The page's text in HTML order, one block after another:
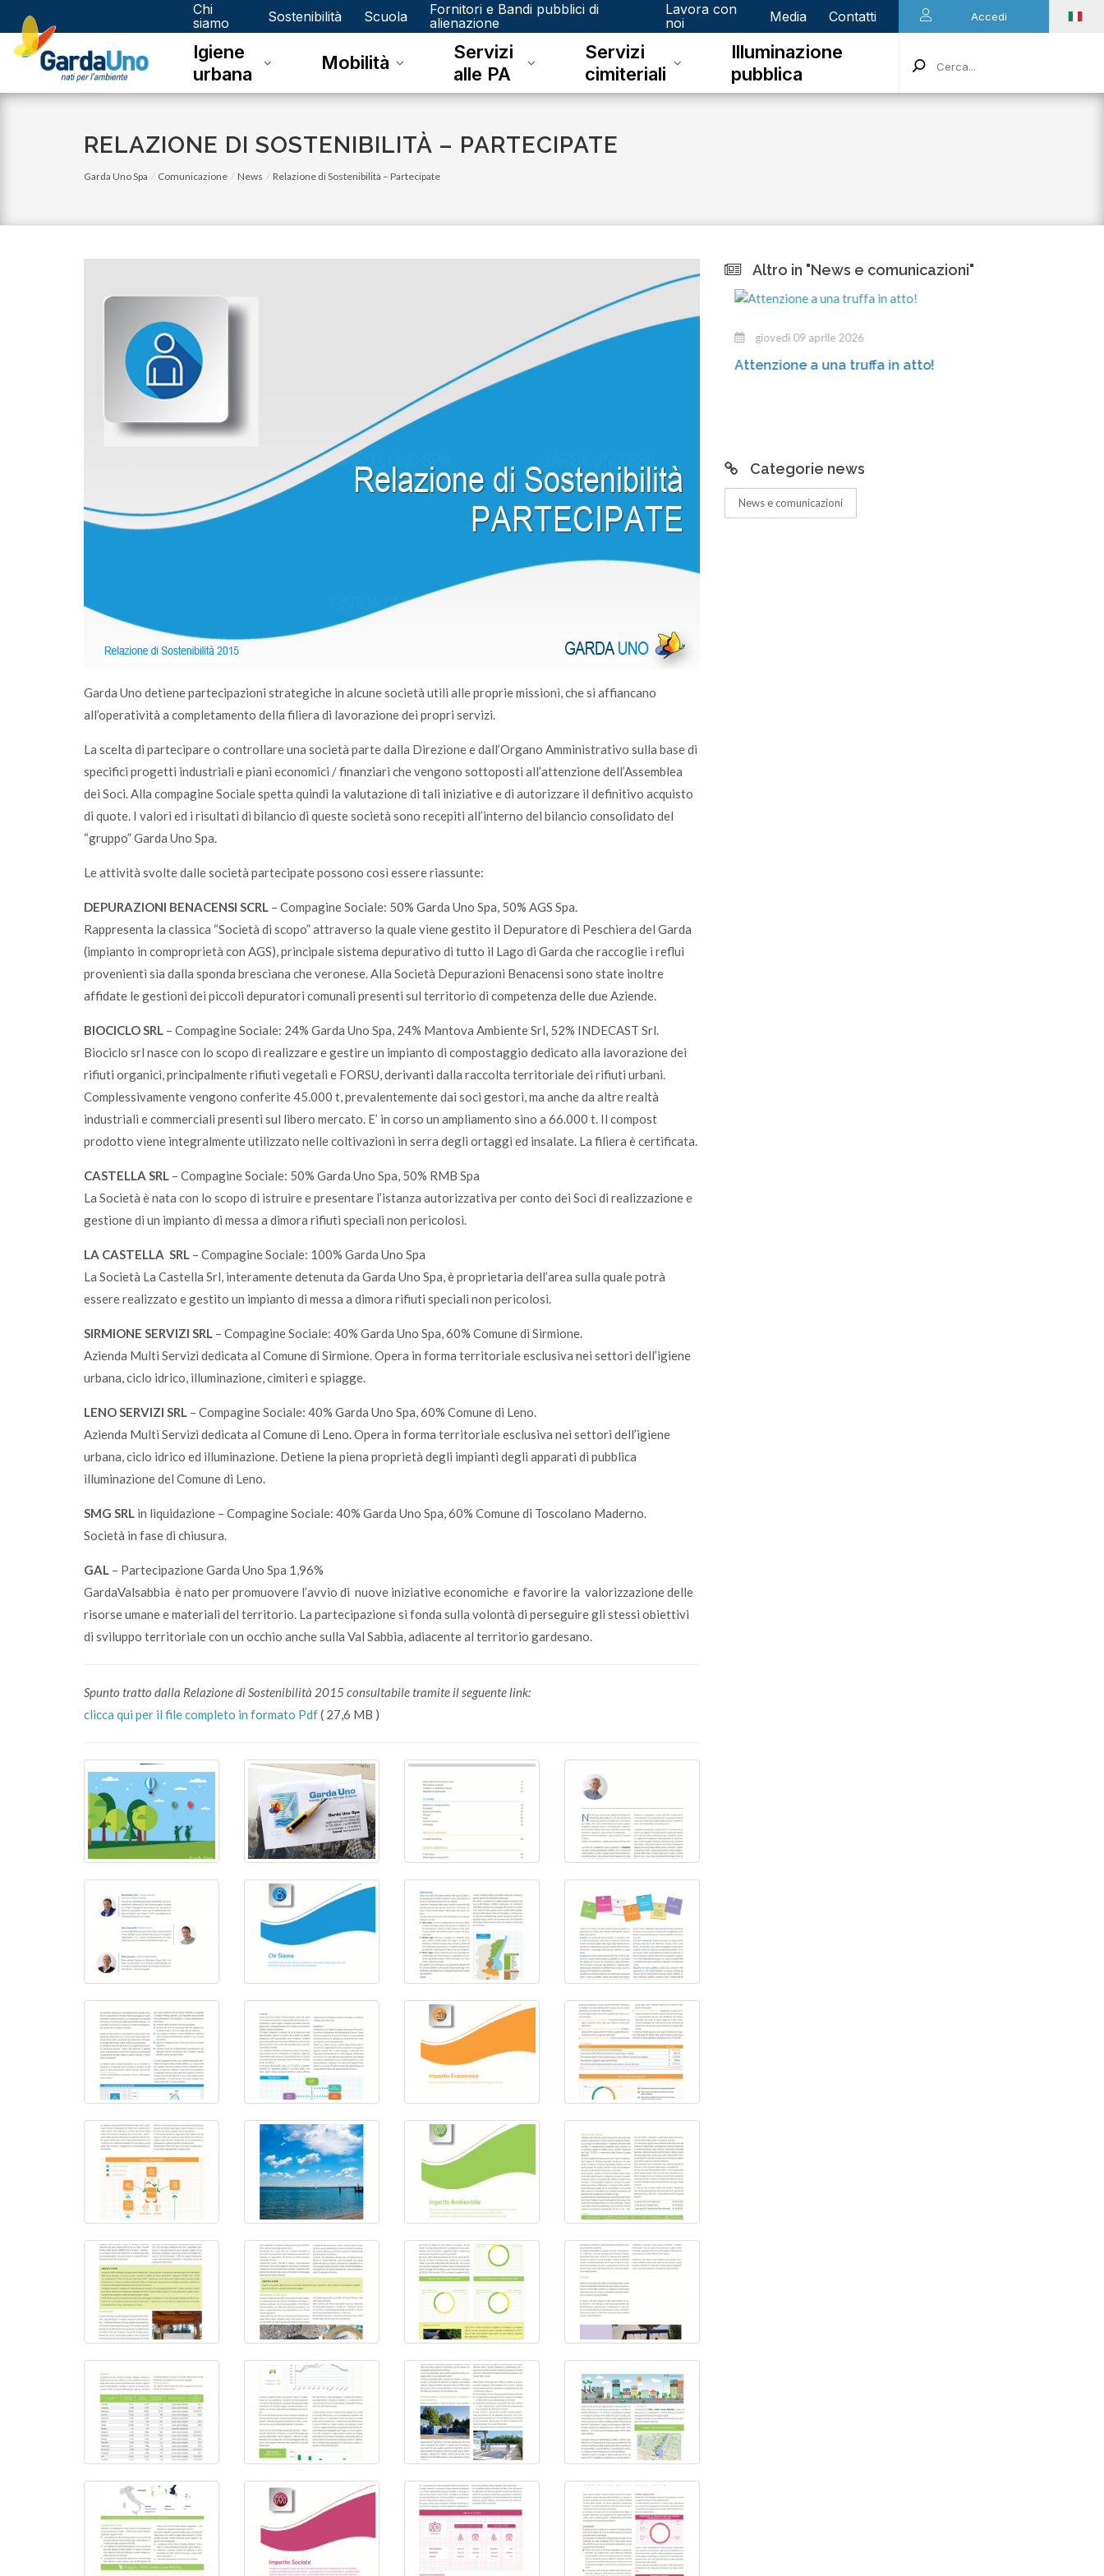
Gardauno
Spa
Chi
siamo
Sostenibilità Scuola
Fornitori e Bandi pubblici di
alienazione
Lavora con
noi
Media Contatti Accedi
Igiene
urbana
Mobilità
Servizi
alle PA
Servizi
cimiteriali
Illuminazione
pubblica
RELAZIONE DI SOSTENIBILITÀ – PARTECIPATE
Garda Uno Spa Comunicazione News Relazione di Sostenibilità – Partecipate
Garda Uno detiene partecipazioni strategiche in alcune società utili alle proprie missioni, che si affiancano
all’operatività a completamento della filiera di lavorazione dei propri servizi.
La scelta di partecipare o controllare una società parte dalla Direzione e dall’Organo Amministrativo sulla base di
specifici progetti industriali e piani economici / finanziari che vengono sottoposti all’attenzione dell’Assemblea
dei Soci. Alla compagine Sociale spetta quindi la valutazione di tali iniziative e di autorizzare il definitivo acquisto
di quote. I valori ed i risultati di bilancio di queste società sono recepiti all’interno del bilancio consolidato del
“gruppo” Garda Uno Spa.
Le attività svolte dalle società partecipate possono così essere riassunte:
DEPURAZIONI BENACENSI SCRL – Compagine Sociale: 50% Garda Uno Spa, 50% AGS Spa.
Rappresenta la classica “Società di scopo” attraverso la quale viene gestito il Depuratore di Peschiera del Garda
(impianto in comproprietà con AGS), principale sistema depurativo di tutto il Lago di Garda che raccoglie i reflui
provenienti sia dalla sponda bresciana che veronese. Alla Società Depurazioni Benacensi sono state inoltre
affidate le gestioni dei piccoli depuratori comunali presenti sul territorio di competenza delle due Aziende.
BIOCICLO SRL – Compagine Sociale: 24% Garda Uno Spa, 24% Mantova Ambiente Srl, 52% INDECAST Srl.
Biociclo srl nasce con lo scopo di realizzare e gestire un impianto di compostaggio dedicato alla lavorazione dei
rifiuti organici, principalmente rifiuti vegetali e FORSU, derivanti dalla raccolta territoriale dei rifiuti urbani.
Complessivamente vengono conferite 45.000 t, prevalentemente dai soci gestori, ma anche da altre realtà
industriali e commerciali presenti sul libero mercato. E’ in corso un ampliamento sino a 66.000 t. Il compost
prodotto viene integralmente utilizzato nelle coltivazioni in serra degli ortaggi ed insalate. La filiera è certificata.
CASTELLA SRL – Compagine Sociale: 50% Garda Uno Spa, 50% RMB Spa
La Società è nata con lo scopo di istruire e presentare l’istanza autorizzativa per conto dei Soci di realizzazione e
gestione di un impianto di messa a dimora rifiuti speciali non pericolosi.
LA CASTELLA SRL – Compagine Sociale: 100% Garda Uno Spa
La Società La Castella Srl, interamente detenuta da Garda Uno Spa, è proprietaria dell’area sulla quale potrà
essere realizzato e gestito un impianto di messa a dimora rifiuti speciali non pericolosi.
SIRMIONE SERVIZI SRL – Compagine Sociale: 40% Garda Uno Spa, 60% Comune di Sirmione.
Azienda Multi Servizi dedicata al Comune di Sirmione. Opera in forma territoriale esclusiva nei settori dell’igiene
urbana, ciclo idrico, illuminazione, cimiteri e spiagge.
LENO SERVIZI SRL – Compagine Sociale: 40% Garda Uno Spa, 60% Comune di Leno.
Azienda Multi Servizi dedicata al Comune di Leno. Opera in forma territoriale esclusiva nei settori dell’igiene
urbana, ciclo idrico ed illuminazione. Detiene la piena proprietà degli impianti degli apparati di pubblica
illuminazione del Comune di Leno.
SMG SRL in liquidazione – Compagine Sociale: 40% Garda Uno Spa, 60% Comune di Toscolano Maderno.
Società in fase di chiusura.
GAL – Partecipazione Garda Uno Spa 1,96%
GardaValsabbia è nato per promuovere l’avvio di nuove iniziative economiche e favorire la valorizzazione delle
risorse umane e materiali del territorio. La partecipazione si fonda sulla volontà di perseguire gli stessi obiettivi
di sviluppo territoriale con un occhio anche sulla Val Sabbia, adiacente al territorio gardesano.
Spunto tratto dalla Relazione di Sostenibilità 2015 consultabile tramite il seguente link:
clicca qui per il file completo in formato Pdf( 27,6 MB )
Altro in "News e comunicazioni"
lunedì 05 gennaio 2026
Sono online gli ecocalendari 2026: scaricali e
fai la differenza, ogni giorno
lunedì 08 giugno 2026
Centro di Raccolta di Desenzano - via Giotto:
chiusura per lavori
giovedì 09 aprile 2026
Attenzione a una truffa in atto!
Categorie news
News e comunicazioni